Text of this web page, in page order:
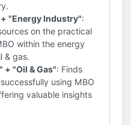
"Energy Industry":
on the practical
within the energy
& gas.
+ "Oil & Gas": Finds
using MBO
valuable insights